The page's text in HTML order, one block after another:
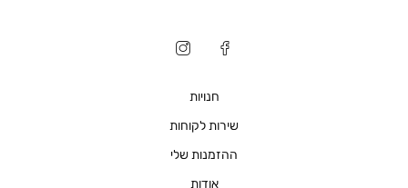
חנויות
שירות לקוחות
ההזמנות שלי
אודות